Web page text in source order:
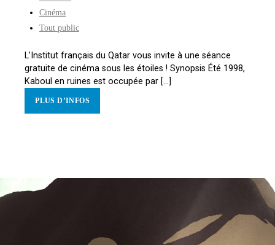
Cinéma
Tout public
L’Institut français du Qatar vous invite à une séance
gratuite de cinéma sous les étoiles ! Synopsis Été 1998,
Kaboul en ruines est occupée par [...]
PLUS D’INFOS